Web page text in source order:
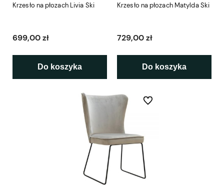
Krzesło na płozach Livia Ski
699,00 zł
Do koszyka
Krzesło na płozach Matylda Ski
729,00 zł
Do koszyka
Do ulubionych